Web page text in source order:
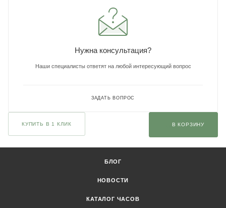
Нужна консультация?
Наши специалисты ответят на любой интересующий вопрос
ЗАДАТЬ ВОПРОС
КУПИТЬ В 1 КЛИК В КОРЗИНУ
БЛОГ
НОВОСТИ
КАТАЛОГ ЧАСОВ